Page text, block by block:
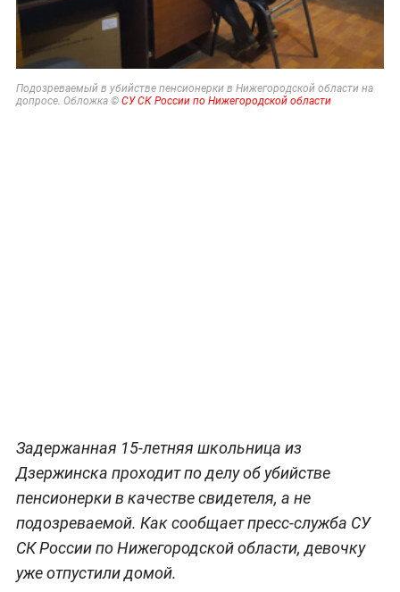
Подозреваемый в убийстве пенсионерки в Нижегородской области на
допросе. Обложка © СУ СК России по Нижегородской области
Задержанная 15-летняя школьница из
Дзержинска проходит по делу об убийстве
пенсионерки в качестве свидетеля, а не
подозреваемой. Как сообщает пресс-служба СУ
СК России по Нижегородской области, девочку
уже отпустили домой.